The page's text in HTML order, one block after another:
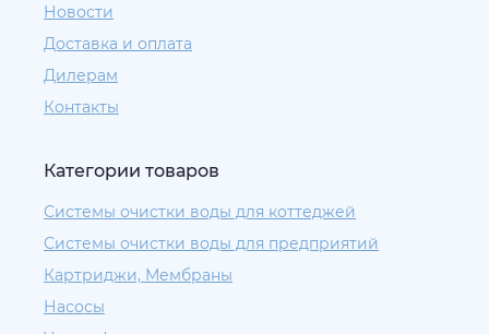
Новости
Доставка и оплата
Дилерам
Контакты
Категории товаров
Системы очистки воды для коттеджей
Системы очистки воды для предприятий
Картриджи, Мембраны
Насосы